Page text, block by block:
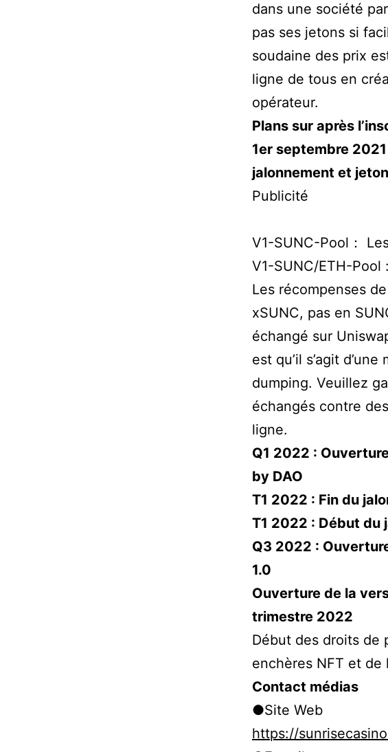
dans une société
pas ses jetons si
soudaine des prix
ligne de tous en
opérateur.
Plans sur après
1er septembre
jalonnement et
Publicité
V1-SUNC-Pool：
V1-SUNC/ETH-
Les récompenses
xSUNC, pas en
échangé sur
est qu’il s’agit
dumping. Veuillez
échangés contre
ligne.
Q1 2022 :
by DAO
T1 2022 : Fin du
T1 2022 : Début du
Q3 2022 :
1.0
Ouverture de la
trimestre 2022
Début des droits de
enchères NFT et
Contact médias
●Site Web
https://